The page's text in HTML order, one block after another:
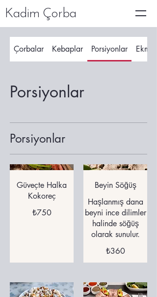
Kadim Çorba
Çorbalar Kebaplar Porsiyonlar Ekmek
Porsiyonlar
Porsiyonlar
Güveçte Halka
Kokoreç
₺750
Beyin Söğüş
Haşlanmış dana
beyni ince dilimler
halinde söğüş
olarak sunulur.
₺360